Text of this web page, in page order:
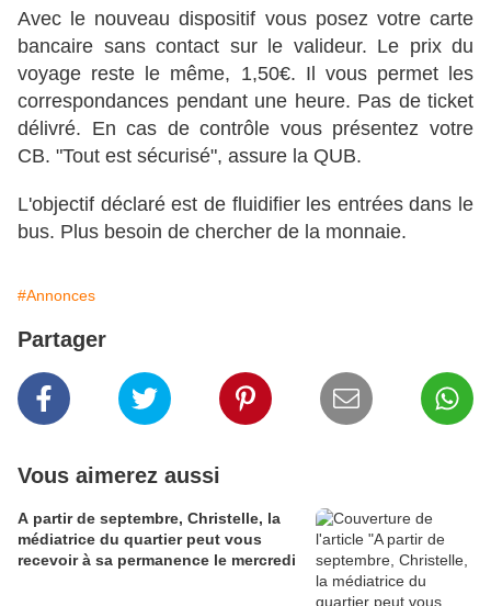
Avec le nouveau dispositif vous posez votre carte
bancaire sans contact sur le valideur. Le prix du
voyage reste le même, 1,50€. Il vous permet les
correspondances pendant une heure. Pas de ticket
délivré. En cas de contrôle vous présentez votre
CB. "Tout est sécurisé", assure la QUB.
L'objectif déclaré est de fluidifier les entrées dans le
bus. Plus besoin de chercher de la monnaie.
#Annonces
Partager
Vous aimerez aussi
A partir de septembre, Christelle, la
médiatrice du quartier peut vous
recevoir à sa permanence le mercredi